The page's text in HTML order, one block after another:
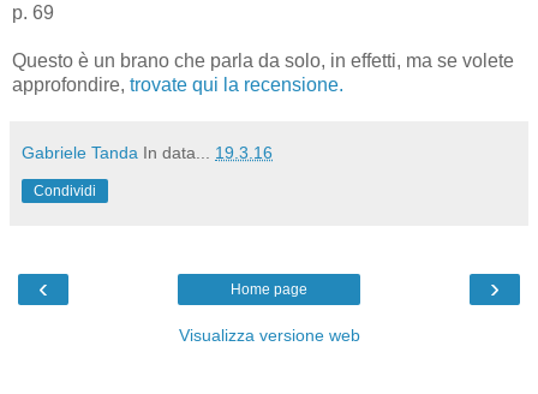
p. 69
Questo è un brano che parla da solo, in effetti, ma se volete
approfondire, trovate qui la recensione.
Gabriele Tanda In data... 19.3.16
Condividi
‹ ›
Home page
Visualizza versione web